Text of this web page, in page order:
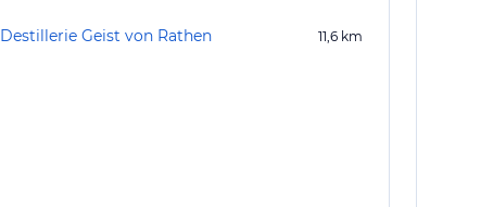
Destillerie Geist von Rathen 11,6 km